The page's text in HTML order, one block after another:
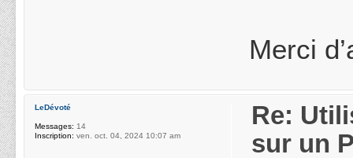
Merci
Re:
sur un
LeDévoté
Messages: 14
Inscription: ven. oct. 04, 2024 10:07 am